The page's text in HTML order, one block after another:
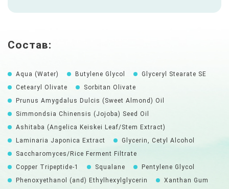
Состав:
Aqua (Water) Butylene Glycol
Glyceryl Stearate SE
Cetearyl Olivate
Sorbitan Olivate
Prunus Amygdalus Dulcis (Sweet Almond) Oil
Simmondsia Chinensis (Jojoba) Seed Oil
Ashitaba (Angelica Keiskei Leaf/Stem Extract)
Laminaria Japonica Extract
Glycerin, Cetyl Alcohol
Saccharomyces/Rice Ferment Filtrate
Copper Tripeptide-1
Squalane
Pentylene Glycol
Phenoxyethanol (and) Ethylhexylglycerin
Xanthan Gum